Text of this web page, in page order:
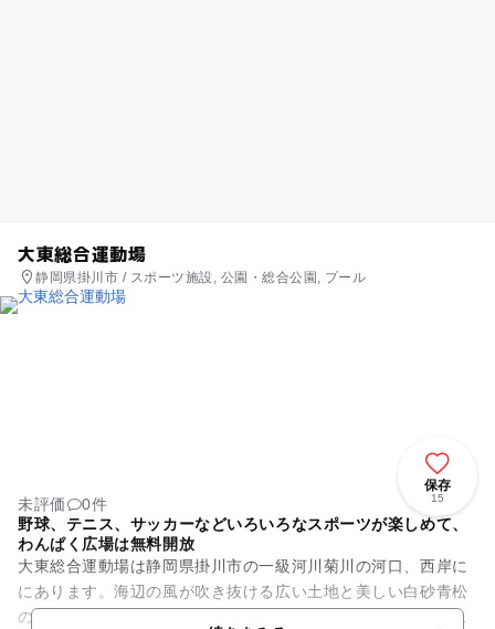
大東総合運動場
静岡県掛川市 / スポーツ施設, 公園・総合公園, プール
保存
15
未評価
0件
野球、テニス、サッカーなどいろいろなスポーツが楽しめて、
わんぱく広場は無料開放
大東総合運動場は静岡県掛川市の一級河川菊川の河口、西岸に
にあります。海辺の風が吹き抜ける広い土地と美しい白砂青松
の環境で、いろいろなスポーツのできる施設が充実していま